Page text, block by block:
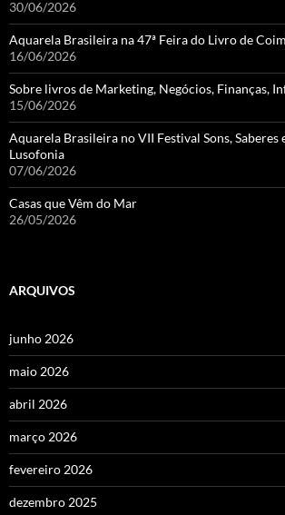
30/06/2026
Aquarela Brasileira na 47ª Feira do Livro de
16/06/2026
Sobre livros de Marketing, Negócios, Finanças,
15/06/2026
Aquarela Brasileira no VII Festival Sons, Saberes
Lusofonia
07/06/2026
Casas que Vêm do Mar
26/05/2026
ARQUIVOS
junho 2026
maio 2026
abril 2026
março 2026
fevereiro 2026
dezembro 2025